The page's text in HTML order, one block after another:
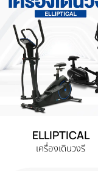
ELLIPTICAL
เครื่องเดินวงรี